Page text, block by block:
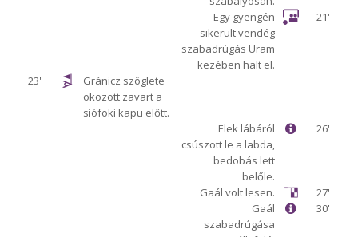
21'
Egy gyengén
sikerült vendég
szabadrúgás Uram
kezében halt el.
23'
Gránicz szöglete
okozott zavart a
siófoki kapu előtt.
26'
Elek lábáról
csúszott le a labda,
bedobás lett
belőle.
27'
Gaál volt lesen.
30'
Gaál
szabadrúgása